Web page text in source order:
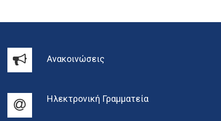
Ανακοινώσεις
Ηλεκτρονική Γραμματεία